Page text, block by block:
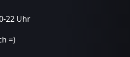
22 Uhr
=)